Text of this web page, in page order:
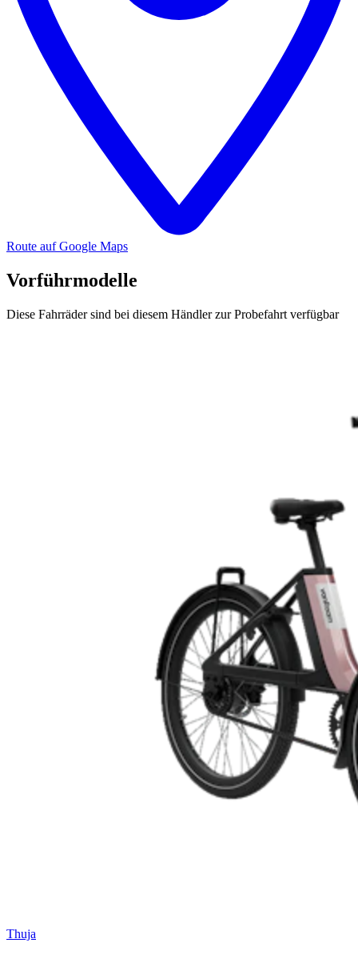
Route auf Google Maps
Vorführmodelle
Diese Fahrräder sind bei diesem Händler zur Probefahrt verfügbar
Thuja